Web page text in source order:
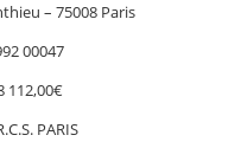
– 75008 Paris
00047
112,00€
PARIS